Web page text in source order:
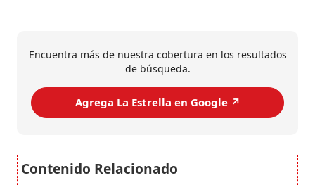
Encuentra más de nuestra cobertura en los resultados
de búsqueda.
Agrega La Estrella en Google ↗️